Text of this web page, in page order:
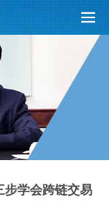
学会跨链交易